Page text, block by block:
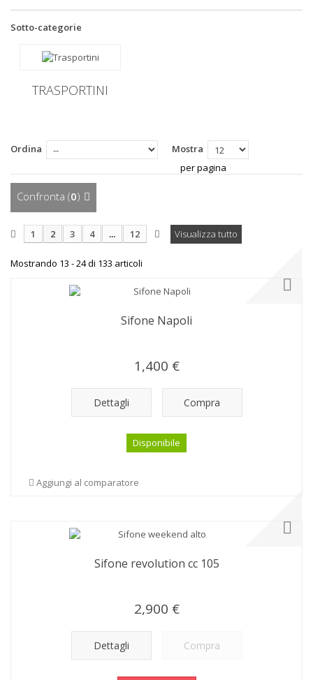
Sotto-categorie
TRASPORTINI
Ordina
Mostra
per pagina
Confronta (0)
Visualizza tutto
1 2 3 4 ... 12
Mostrando 13 - 24 di 133 articoli
Sifone Napoli
1,400 €
Dettagli Compra
Disponibile
Aggiungi al comparatore
Sifone revolution cc 105
2,900 €
Dettagli Compra